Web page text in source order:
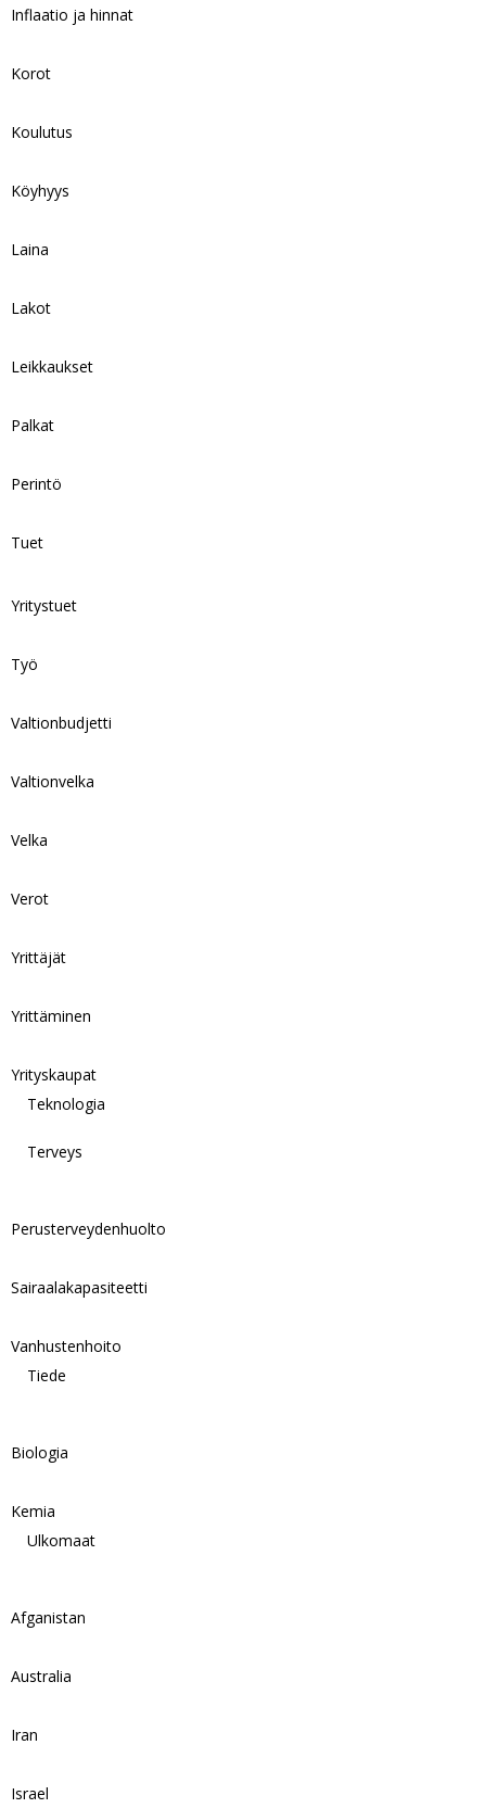
Inflaatio ja hinnat
Korot
Koulutus
Köyhyys
Laina
Lakot
Leikkaukset
Palkat
Perintö
Tuet
Yritystuet
Työ
Valtionbudjetti
Valtionvelka
Velka
Verot
Yrittäjät
Yrittäminen
Yrityskaupat
Teknologia
Terveys
Perusterveydenhuolto
Sairaalakapasiteetti
Vanhustenhoito
Tiede
Biologia
Kemia
Ulkomaat
Afganistan
Australia
Iran
Israel